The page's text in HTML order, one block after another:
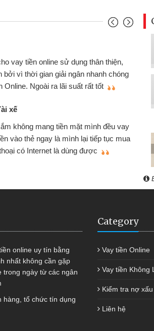
tiền gấp nên định cầm cố chiếc xe wave
đã có gói vay tiền bằng CMND online
mặt nên rất tiện lợi, sẽ giới thiệu cho bạn
- Tạp hóa
buôn bán nhỏ lẻ nhiều lúc cần vốn nhập
đến website qua bạn bè giới thiệu tôi đã giải
việc của mình nhanh chóng
online uy tín bằng
nhất không cần gặp
trong ngày từ các ngân
hàng, tổ chức tín dụng
Category
Vay tiền Online
Vay tiền Không
Kiểm tra nợ xấu
Liên hệ